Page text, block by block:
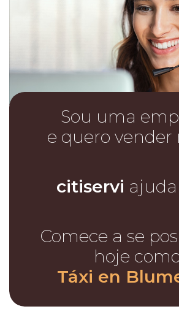
Sou uma
e quero vender
citiservi
Comece a se
hoje
Táxi en